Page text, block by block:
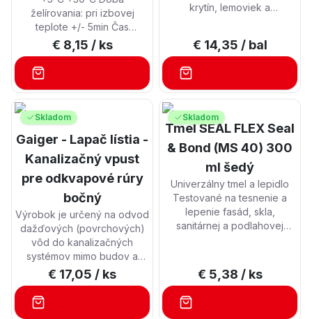
tesnením EPDM; odolnosť
voči starnutiu,
poveternostným vplyvom a
UV žiareniu Štýlová plochá
hlava, rôzne farby Vhodné
pre voľné otvory ≥ Ø 8 mm
(spoločné pre stenové
profily) Tiež je vhodný pre
ľahké upevnenie v
3,5 mm
želírovania: pri izbovej
teplote +/- 5min Čas
vytvrdzovania: závisí od
teploty podkladu a okolia.
Priemerný čas pri izbovej
teplote +/- 2,5h Objem:
300ml Príklad použitia:
upevnenie plotov, brán,
zábradlí, bielych armatúr,
nástenných skríň, osvetlenia,
klimatizačných systémov,
skladových regálov,
prístreškov
€ 8,15 / ks
krytín, lemoviek a
Farmárske skrutky s EPDM
spájanie tenkostenných
plechov. Pri montáži je nutné
použiť uťahovací moment,
aby nedošlo k poškodeniu
gumennej podložky,
prípadne, aby skrutka bola
dostatočne pritlačená kôli
tesnosti.
€ 14,35 / bal
Skladom
Gaiger - Lapač lístia -
Kanalizačný vpust
pre odkvapové rúry
bočný
Výrobok je určený na odvod
dažďových (povrchových)
vôd do kanalizačných
systémov mimo budov a
umožňuje pripojenie
odkvapových zvodov.
Výrobok je vyrobený z PP -
UV stabilizované, PS
€ 17,05 / ks
Skladom
Tmel SEAL FLEX Seal
& Bond (MS 40) 300
ml šedý
Univerzálny tmel a lepidlo
Testované na tesnenie a
lepenie fasád, skla,
sanitárnej a podlahovej
lepenie v potravinárskych
priestoroch
€ 5,38 / ks